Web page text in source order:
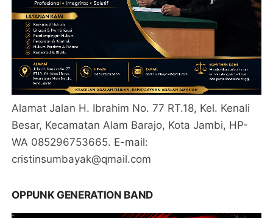
Alamat Jalan H. Ibrahim No. 77 RT.18, Kel. Kenali
Besar, Kecamatan Alam Barajo, Kota Jambi, HP-
WA 085296753665. E-mail:
cristinsumbayak@qmail.com
OPPUNK GENERATION BAND